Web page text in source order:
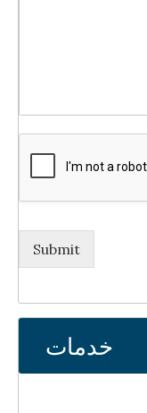
Submit
خدمات